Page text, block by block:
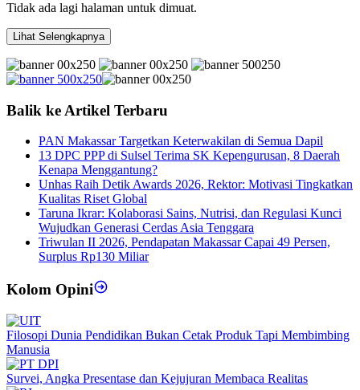
Tidak ada lagi halaman untuk dimuat.
Lihat Selengkapnya
Balik ke Artikel Terbaru
PAN Makassar Targetkan Keterwakilan di Semua Dapil
13 DPC PPP di Sulsel Terima SK Kepengurusan, 8 Daerah
Kenapa Menggantung?
Unhas Raih Detik Awards 2026, Rektor: Motivasi Tingkatkan
Kualitas Riset Global
Taruna Ikrar: Kolaborasi Sains, Nutrisi, dan Regulasi Kunci
Wujudkan Generasi Cerdas Asia Tenggara
Triwulan II 2026, Pendapatan Makassar Capai 49 Persen,
Surplus Rp130 Miliar
Kolom Opini
Filosopi Dunia Pendidikan Bukan Cetak Produk Tapi Membimbing
Manusia
Survei, Angka Presentase dan Kejujuran Membaca Realitas